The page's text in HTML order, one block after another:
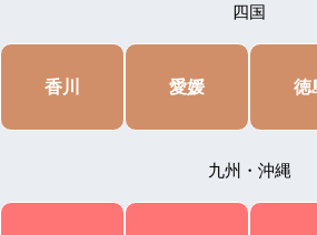
四国
香川 愛媛 徳
九州・沖縄